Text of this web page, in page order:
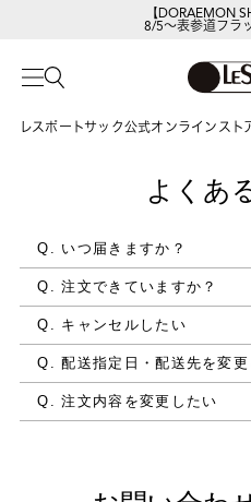
【DORAEMON
8/5～表参道フラ
レスポートサック公式オンラインスト
よくあ
Q. いつ届きますか？
Q. 注文できていますか？
Q. キャンセルしたい
Q. 配送指定日・配送先を変更
Q. 注文内容を変更したい